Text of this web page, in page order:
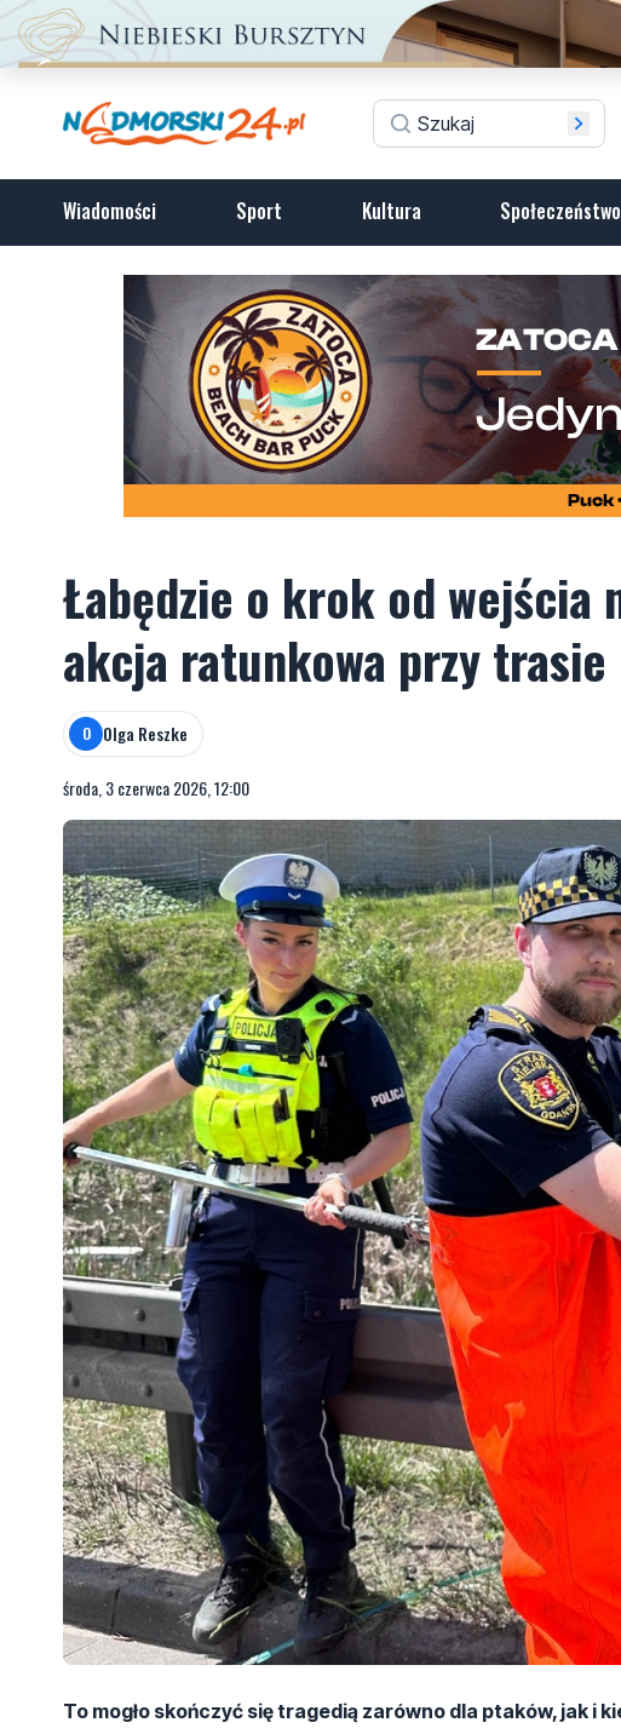
Wiadomości Sport Kultura Społeczeństwo
Łabędzie o krok od wejścia
akcja ratunkowa przy trasie
O Olga Reszke
środa, 3 czerwca 2026, 12:00
To mogło skończyć się tragedią zarówno dla ptaków, jak i